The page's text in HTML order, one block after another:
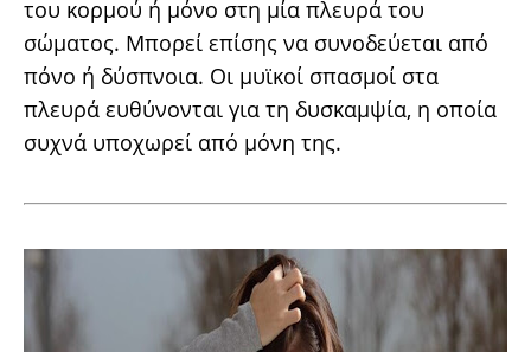
του κορμού ή μόνο στη μία πλευρά του
σώματος. Μπορεί επίσης να συνοδεύεται από
πόνο ή δύσπνοια. Οι μυϊκοί σπασμοί στα
πλευρά ευθύνονται για τη δυσκαμψία, η οποία
συχνά υποχωρεί από μόνη της.